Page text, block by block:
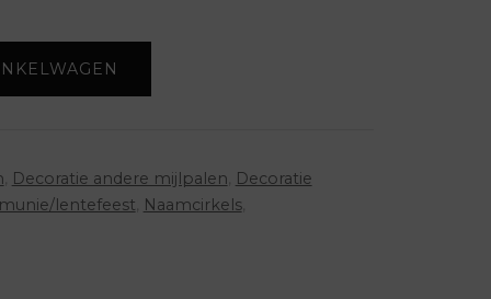
Decoratie andere mijlpalen Decoratie
lentefeest Naamcirkels,